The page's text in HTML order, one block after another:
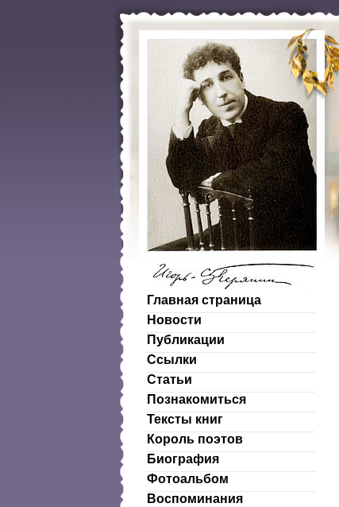
Главная страница
Новости
Публикации
Ссылки
Статьи
Познакомиться
Тексты книг
Король поэтов
Биография
Фотоальбом
Воспоминания